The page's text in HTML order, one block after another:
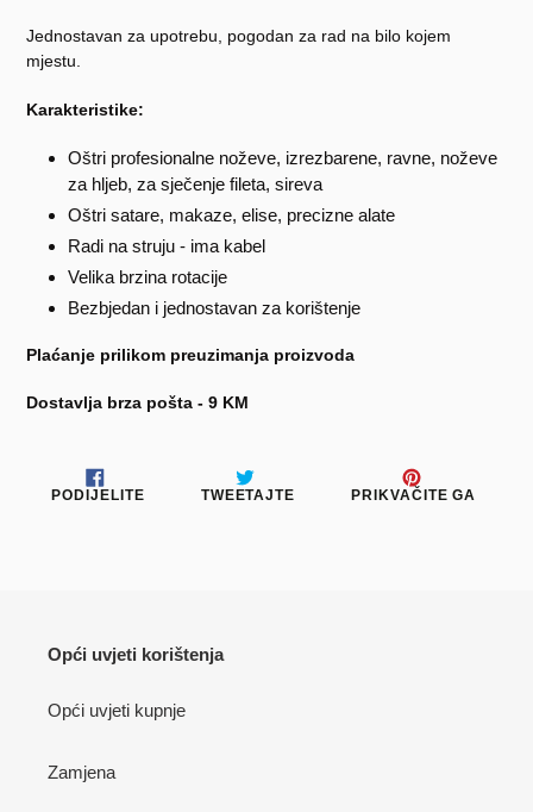
Jednostavan za upotrebu, pogodan za rad na bilo kojem
mjestu.
Karakteristike:
Oštri profesionalne noževe, izrezbarene, ravne, noževe
za hljeb, za sječenje fileta, sireva
Oštri satare, makaze, elise, precizne alate
Radi na struju - ima kabel
Velika brzina rotacije
Bezbjedan i jednostavan za korištenje
Plaćanje prilikom preuzimanja proizvoda
Dostavlja brza pošta - 9 KM
PODIJELITEPODIJELITETWEETAJTE TWEETAJTEPRIKVAČITE GA
Opći uvjeti korištenja
Opći uvjeti kupnje
Zamjena